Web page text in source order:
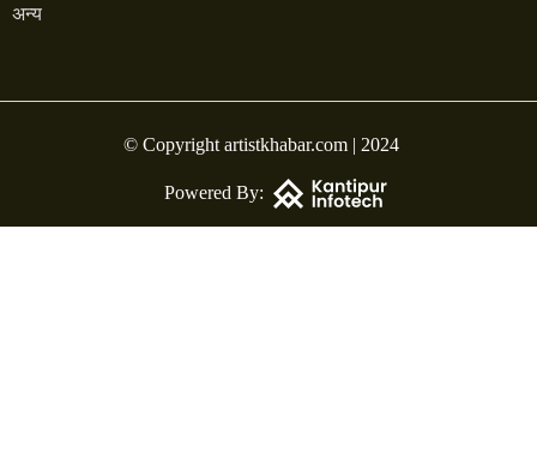
अन्य
© Copyright artistkhabar.com | 2024
Powered By: